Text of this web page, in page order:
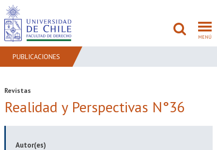
MENÚ
PREGRADO
POSTGRADO
PUBLICACIONES
Revistas
Realidad y Perspectivas N°36
Autor(es)